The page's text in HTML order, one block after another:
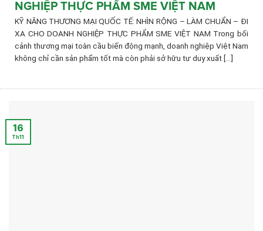
NGHIỆP THỰC PHẨM SME VIỆT NAM
KỸ NĂNG THƯƠNG MẠI QUỐC TẾ: NHÌN RỘNG – LÀM CHUẨN – ĐI
XA CHO DOANH NGHIỆP THỰC PHẨM SME VIỆT NAM Trong bối
cảnh thương mại toàn cầu biến động mạnh, doanh nghiệp Việt Nam
không chỉ cần sản phẩm tốt mà còn phải sở hữu tư duy xuất [...]
16
Th11